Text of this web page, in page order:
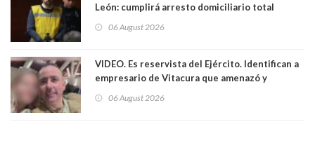
León: cumplirá arresto domiciliario total
06 August 2026
VIDEO. Es reservista del Ejército. Identifican a
empresario de Vitacura que amenazó y
al "ring raja". Se trata de Andrés Arrieta y la
06 August 2026